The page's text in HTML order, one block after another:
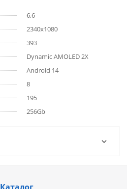
6,6
2340x1080
393
Dynamic AMOLED 2X
Android 14
8
195
256Gb